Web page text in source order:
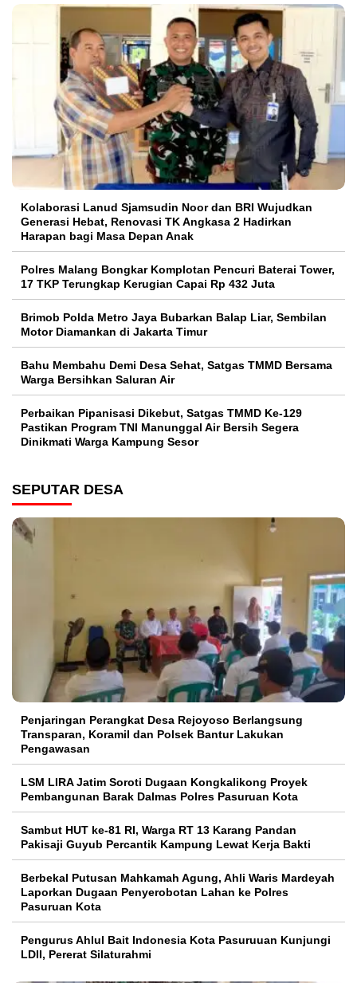
Kolaborasi Lanud Sjamsudin Noor dan BRI Wujudkan
Generasi Hebat, Renovasi TK Angkasa 2 Hadirkan
Harapan bagi Masa Depan Anak
Polres Malang Bongkar Komplotan Pencuri Baterai Tower,
17 TKP Terungkap Kerugian Capai Rp 432 Juta
Brimob Polda Metro Jaya Bubarkan Balap Liar, Sembilan
Motor Diamankan di Jakarta Timur
Bahu Membahu Demi Desa Sehat, Satgas TMMD Bersama
Warga Bersihkan Saluran Air
Perbaikan Pipanisasi Dikebut, Satgas TMMD Ke-129
Pastikan Program TNI Manunggal Air Bersih Segera
Dinikmati Warga Kampung Sesor
SEPUTAR DESA
Penjaringan Perangkat Desa Rejoyoso Berlangsung
Transparan, Koramil dan Polsek Bantur Lakukan
Pengawasan
LSM LIRA Jatim Soroti Dugaan Kongkalikong Proyek
Pembangunan Barak Dalmas Polres Pasuruan Kota
Sambut HUT ke-81 RI, Warga RT 13 Karang Pandan
Pakisaji Guyub Percantik Kampung Lewat Kerja Bakti
Berbekal Putusan Mahkamah Agung, Ahli Waris Mardeyah
Laporkan Dugaan Penyerobotan Lahan ke Polres
Pasuruan Kota
Pengurus Ahlul Bait Indonesia Kota Pasuruuan Kunjungi
LDII, Pererat Silaturahmi